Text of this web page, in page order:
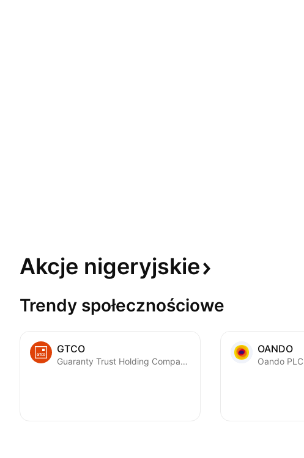
Akcje nigeryjskie
Trendy społecznościowe
GTCO
Guaranty Trust Holding Company Plc
OANDO
Oando PLC